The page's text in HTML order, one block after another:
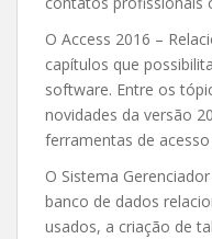
O Access 2016 –
capítulos que
software. Entre os
novidades da versão
ferramentas de
O Sistema
banco de dados
usados, a criação de